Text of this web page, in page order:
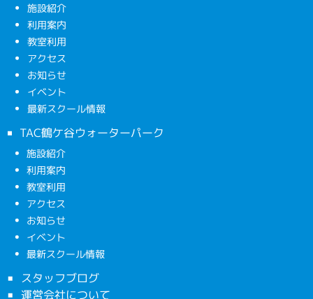
施設紹介
利用案内
教室利用
アクセス
お知らせ
イベント
最新スクール情報
TAC鶴ケ谷ウォーターパーク
施設紹介
利用案内
教室利用
アクセス
お知らせ
イベント
最新スクール情報
スタッフブログ
運営会社について